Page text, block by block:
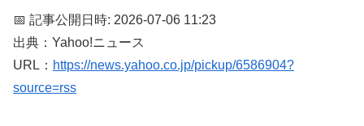
📅 記事公開日時: 2026-07-06 11:23
出典：Yahoo!ニュース
URL： https://news.yahoo.co.jp/pickup/6586904?
source=rss